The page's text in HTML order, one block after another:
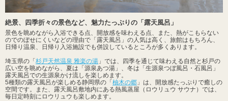
絶景、四季折々の景色など、魅力たっぷりの「露天風呂」
景色を眺めながら入浴できる点、開放感を味わえる点、また、熱がこもらない
のでのぼせにくいなどの理由で「露天風呂」の人気は高く、旅館はもちろん、
日帰り温泉、日帰り入浴施設でも併設しているところが多くあります。
埼玉県の「 杉戸天然温泉 雅楽の湯 」では、四季を通じて味わえる自然と杉戸の
広い空を眺めながら、夏は「源泉あつ湯」、冬は「生源泉つぼ風呂・石風呂」
露天風呂での生源泉かけ流しを楽しめます。
5種類の露天風呂が楽しめる静岡県の「 柚木の郷 」は、開放感たっぷりで癒しの
空間です。また、露天風呂敷地内にある熱風蒸屋（ロウリュウ サウナ）では、
毎日定時刻にロウリュウも楽しめます。